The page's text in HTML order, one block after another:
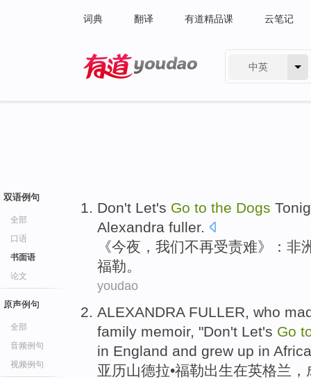
词典 翻译 有道精品课 云笔记
中英
双语例句
全部
口语
书面语
论文
原声例句
全部
音频例句
视频例句
Don't Let's Go to the Dogs
Alexandra fuller.
《今夜 ， 我们不再受责难》： 非
福勒。
youdao
ALEXANDRA FULLER, who
family memoir, "Don't Let's Go
in England and grew up in Africa
亚历山德拉•福勒出生在英格兰